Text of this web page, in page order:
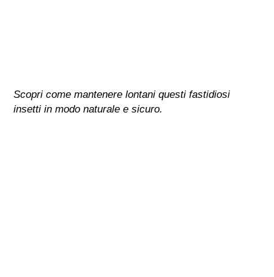
Scopri come mantenere lontani questi fastidiosi
insetti in modo naturale e sicuro.